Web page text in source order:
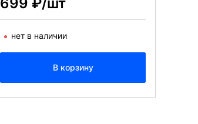
нет в наличии
В корзину